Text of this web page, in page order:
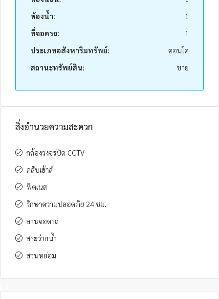
ห้องน้ำ:
1
ที่จอดรถ:
1
ประเภทอสังหาริมทรัพย์:
คอนโด
สถานะทรัพย์สิน:
ขาย
สิ่งอำนวยความสะดวก
กล้องวงจรปิด CCTV
คลับเฮ้าส์
ฟิตเนส
รักษาความปลอดภัย 24 ชม.
ลานจอดรถ
สระว่ายน้ำ
สวนหย่อม